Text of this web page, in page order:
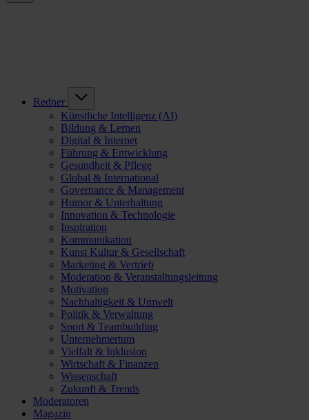
Redner
Künstliche Intelligenz (AI)
Bildung & Lernen
Digital & Internet
Führung & Entwicklung
Gesundheit & Pflege
Global & International
Governance & Management
Humor & Unterhaltung
Innovation & Technologie
Inspiration
Kommunikation
Kunst Kultur & Gesellschaft
Marketing & Vertrieb
Moderation & Veranstaltungsleitung
Motivation
Nachhaltigkeit & Umwelt
Politik & Verwaltung
Sport & Teambuilding
Unternehmertum
Vielfalt & Inklusion
Wirtschaft & Finanzen
Wissenschaft
Zukunft & Trends
Moderatoren
Magazin